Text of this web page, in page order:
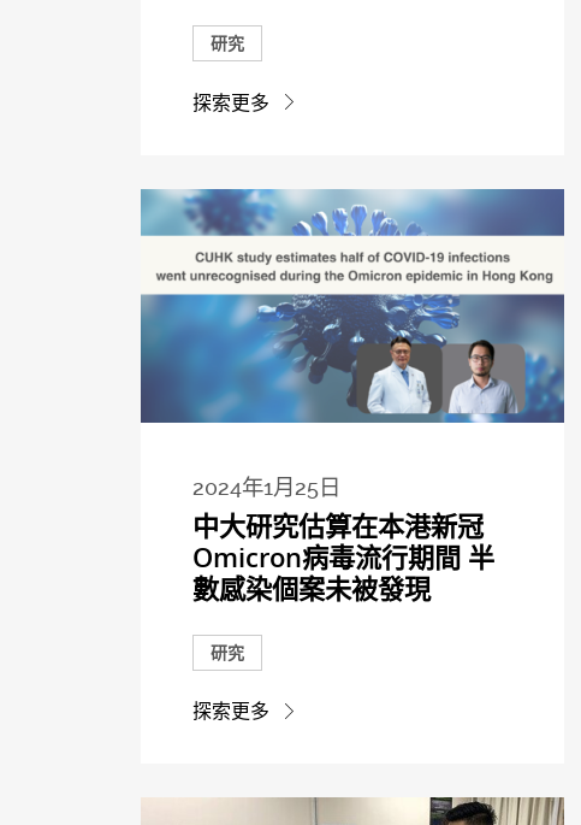
研究
探索更多
2024年1月25日
中大研究估算在本港新冠
Omicron病毒流行期間 半
數感染個案未被發現
研究
探索更多